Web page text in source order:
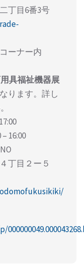
目6番3号
ーナー内
具福祉機器展
す。詳し
目２ー５